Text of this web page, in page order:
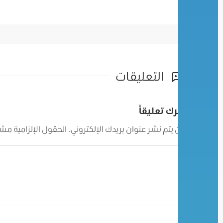
التعليقات
اترك تعليقاً
لن يتم نشر عنوان بريدك الإلكتروني. الحقول الإلزامية